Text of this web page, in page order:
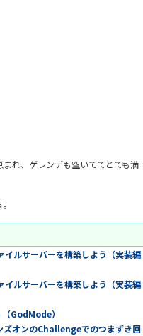
れ、ゲレンデも空いててとても満
ルサーバーを構築しよう（実装編
ルサーバーを構築しよう（実装編
GodMode）
オンのChallengeでのつまずき回